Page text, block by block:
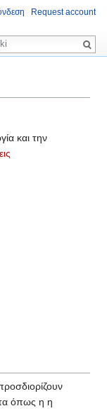
και την
όπως η η
Request account